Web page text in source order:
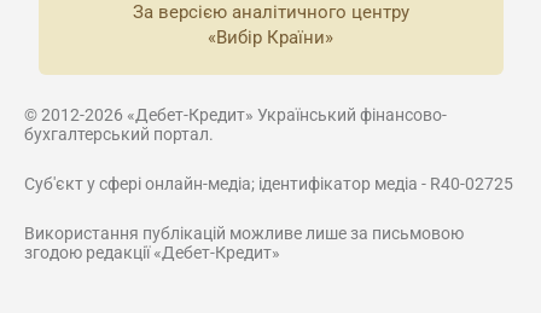
За версією аналітичного центру
«Вибір Країни»
© 2012-2026 «Дебет-Кредит» Український фінансово-
бухгалтерський портал.
Суб'єкт у сфері онлайн-медіа; ідентифікатор медіа - R40-02725
Використання публікацій можливе лише за письмовою
згодою редакції «Дебет-Кредит»